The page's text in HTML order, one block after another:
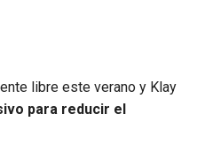
libre este verano y Klay
para reducir el